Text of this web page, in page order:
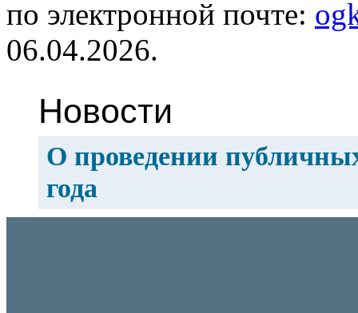
по электронной почте:
06.04.2026.
Новости
О проведении
года